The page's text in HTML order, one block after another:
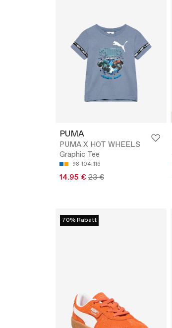
PUMA
PUMA X HOT WHEELS
Graphic Tee
98 104 116
14.95 € 23 €
70% Rabatt